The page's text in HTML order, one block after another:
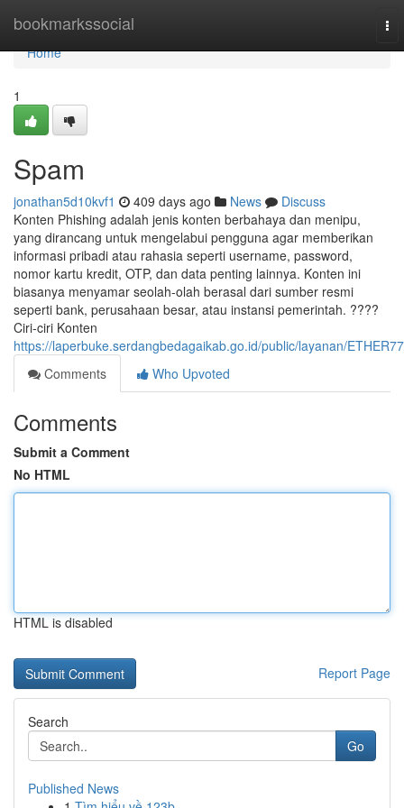
bookmarkssocial
Home
Home
1
Spam
jonathan5d10kvf1 409 days ago News
Discuss
Konten Phishing adalah jenis konten berbahaya dan menipu,
yang dirancang untuk mengelabui pengguna agar memberikan
informasi pribadi atau rahasia seperti username, password,
nomor kartu kredit, OTP, dan data penting lainnya. Konten ini
biasanya menyamar seolah-olah berasal dari sumber resmi
seperti bank, perusahaan besar, atau instansi pemerintah. ????
Ciri-ciri Konten
https://laperbuke.serdangbedagaikab.go.id/public/layanan/
Comments
Who Upvoted
Comments
Submit a Comment
No HTML
HTML is disabled
Report Page
Search
Go
Published News